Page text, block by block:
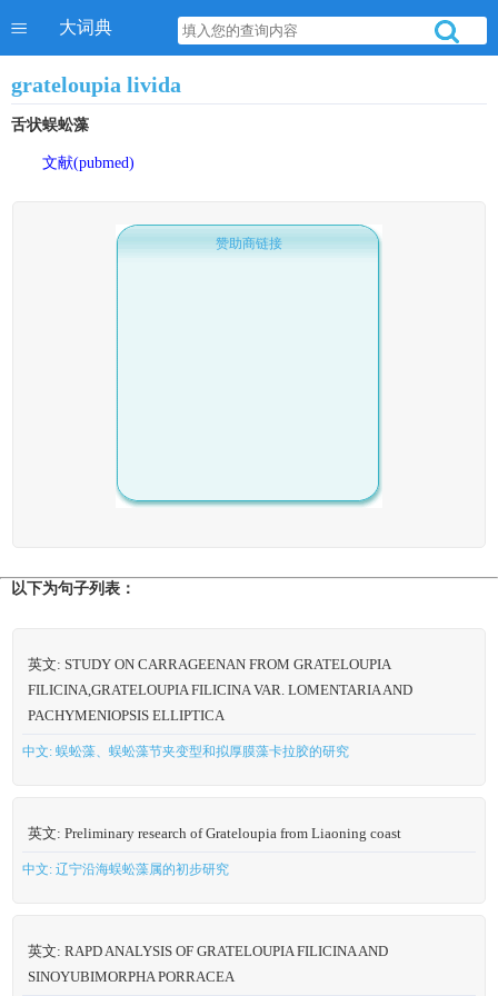
大词典
grateloupia livida
舌状蜈蚣藻
文献(pubmed)
赞助商链接
以下为句子列表：
英文: STUDY ON CARRAGEENAN FROM GRATELOUPIA
FILICINA,GRATELOUPIA FILICINA VAR. LOMENTARIA AND
PACHYMENIOPSIS ELLIPTICA
中文: 蜈蚣藻、蜈蚣藻节夹变型和拟厚膜藻卡拉胶的研究
英文: Preliminary research of Grateloupia from Liaoning coast
中文: 辽宁沿海蜈蚣藻属的初步研究
英文: RAPD ANALYSIS OF GRATELOUPIA FILICINA AND
SINOYUBIMORPHA PORRACEA